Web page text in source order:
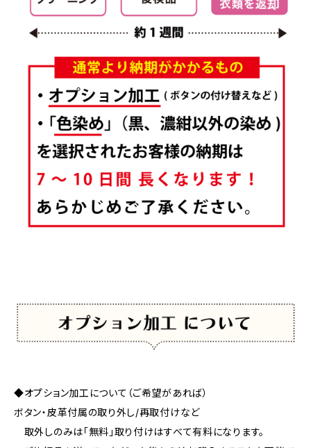
◆オプション加工について（ご希望があれば）
ボタン・皮革付属の取り外し/再取付けなど
取外しのみは「無料」取り付けはすべて有料になります。